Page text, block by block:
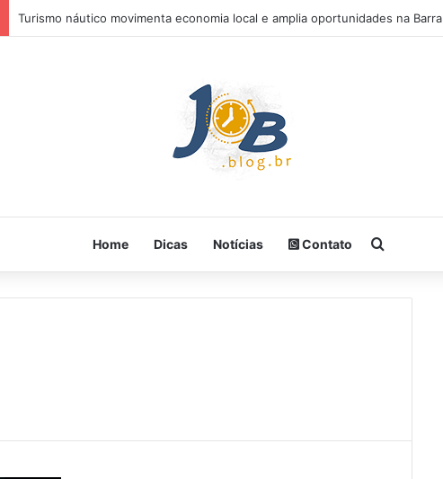
Turismo náutico movimenta economia local e amplia oportunidades na Barra
Home Dicas Notícias Contato